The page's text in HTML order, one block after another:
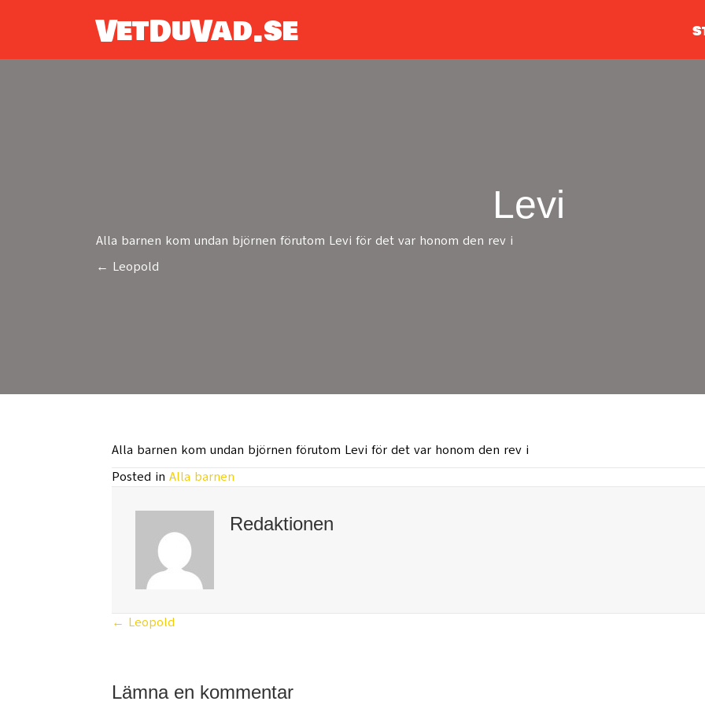
VetDuVad.se
Levi
Alla barnen kom undan björnen förutom Levi för det var honom den rev i
Posts
← Leopold
Alla barnen kom undan björnen förutom Levi för det var honom den rev i
Posted in Alla barnen
Redaktionen
Posts
← Leopold
Lämna en kommentar